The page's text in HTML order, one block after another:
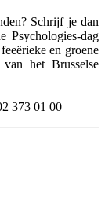
Schrijf je dan
Psychologies-dag
en groene
het Brusselse
373 01 00